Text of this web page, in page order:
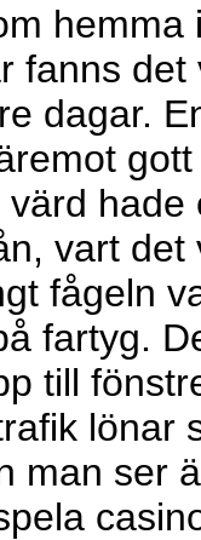
fanns
dagar.
vart
fågeln
fartyg.
till
lönar
man ser